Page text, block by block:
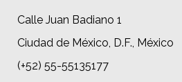
Calle Juan Badiano 1
Ciudad de México, D.F., México
(+52) 55-55135177